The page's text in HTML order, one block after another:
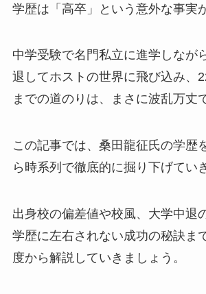
学歴は「高卒」という意外な事実
中学受験で名門私立に進学しなが
退してホストの世界に飛び込み、
までの道のりは、まさに波乱万丈
この記事では、桑田龍征氏の学歴
ら時系列で徹底的に掘り下げてい
出身校の偏差値や校風、大学中退
学歴に左右されない成功の秘訣ま
度から解説していきましょう。